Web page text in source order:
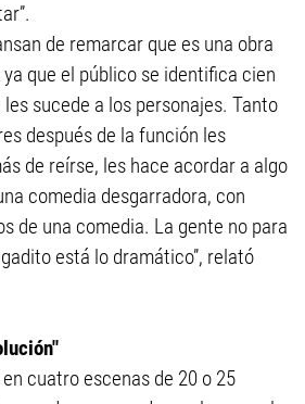
de remarcar que es una obra
que el público se identifica cien
sucede a los personajes. Tanto
después de la función les
de reírse, les hace acordar a algo
comedia desgarradora, con
de una comedia. La gente no para
está lo dramático”, relató
cuatro escenas de 20 o 25